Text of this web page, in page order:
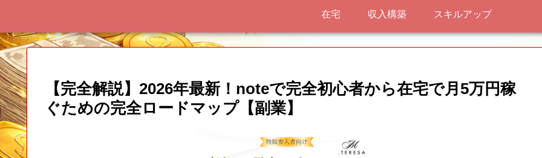
在宅 収入構築 スキルアップ
【完全解説】2026年最新！noteで完全初心者から在宅で月5万円稼
ぐための完全ロードマップ【副業】